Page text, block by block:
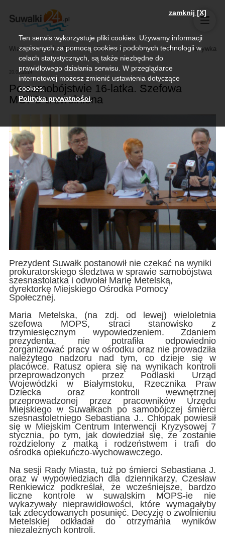
Wiadomości Sport Biznes, rolnictwo Kultura i rozrywka
20.05.2014
Po samobójstwie 16-latka. Szefowa
MOPS-u zwolniona
Prezydent Suwałk postanowił nie czekać na wyniki
prokuratorskiego śledztwa w sprawie samobójstwa
szesnastolatka i odwołał Marię Metelską,
dyrektorkę Miejskiego Ośrodka Pomocy
Społecznej.
Maria Metelska, (na zdj. od lewej) wieloletnia
szefowa MOPS, straci stanowisko z
trzymiesięcznym wypowiedzeniem. Zdaniem
prezydenta, nie potrafiła odpowiednio
zorganizować pracy w ośrodku oraz nie prowadziła
należytego nadzoru nad tym, co dzieje się w
placówce. Ratusz opiera się na wynikach kontroli
przeprowadzonych przez Podlaski Urząd
Wojewódzki w Białymstoku, Rzecznika Praw
Dziecka oraz kontroli wewnętrznej
przeprowadzonej przez pracowników Urzędu
Miejskiego w Suwałkach po samobójczej śmierci
szesnastoletniego Sebastiana J.. Chłopak powiesił
się w Miejskim Centrum Interwencji Kryzysowej 7
stycznia, po tym, jak dowiedział się, że zostanie
rozdzielony z matką i rodzeństwem i trafi do
ośrodka opiekuńczo-wychowawczego.
Na sesji Rady Miasta, tuż po śmierci Sebastiana J.
oraz w wypowiedziach dla dziennikarzy, Czesław
Renkiewicz podkreślał, że wcześniejsze, bardzo
liczne kontrole w suwalskim MOPS-ie nie
wykazywały nieprawidłowości, które wymagałyby
tak zdecydowanych posunięć. Decyzję o zwolnieniu
Metelskiej odkładał do otrzymania wyników
niezależnych kontroli.
zamknij [X]
Ten serwis wykorzystuje pliki cookies. Używamy informacji
zapisanych za pomocą cookies i podobnych technologii w
celach statystycznych, są także niezbędne do
prawidłowego działania serwisu. W przeglądarce
internetowej możesz zmienić ustawienia dotyczące
cookies.
Polityka prywatności.